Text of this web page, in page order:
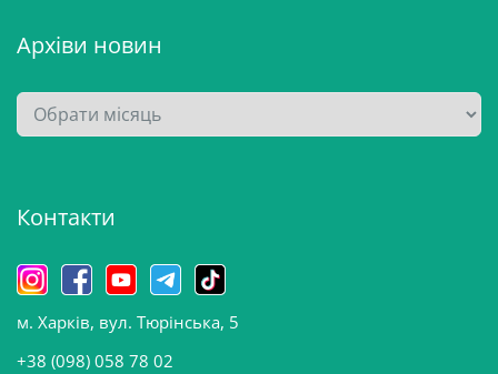
Архіви новин
А
р
в
н
о
в
и
Контакти
м. Харків, вул. Тюрінська, 5
+38 (098) 058 78 02